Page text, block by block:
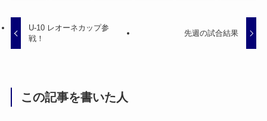
U-10 レオーネカップ参
戦！
先週の試合結果
この記事を書いた人